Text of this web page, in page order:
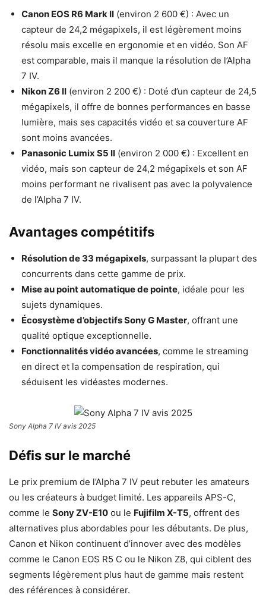
Canon EOS R6 Mark II (environ 2 600 €) : Avec un
capteur de 24,2 mégapixels, il est légèrement moins
résolu mais excelle en ergonomie et en vidéo. Son AF
est comparable, mais il manque la résolution de l’Alpha
7 IV.
Nikon Z6 II (environ 2 200 €) : Doté d’un capteur de 24,5
mégapixels, il offre de bonnes performances en basse
lumière, mais ses capacités vidéo et sa couverture AF
sont moins avancées.
Panasonic Lumix S5 II (environ 2 000 €) : Excellent en
vidéo, mais son capteur de 24,2 mégapixels et son AF
moins performant ne rivalisent pas avec la polyvalence
de l’Alpha 7 IV.
Avantages compétitifs
Résolution de 33 mégapixels, surpassant la plupart des
concurrents dans cette gamme de prix.
Mise au point automatique de pointe, idéale pour les
sujets dynamiques.
Écosystème d’objectifs Sony G Master, offrant une
qualité optique exceptionnelle.
Fonctionnalités vidéo avancées, comme le streaming
en direct et la compensation de respiration, qui
séduisent les vidéastes modernes.
Sony Alpha 7 IV avis 2025
Défis sur le marché
Le prix premium de l’Alpha 7 IV peut rebuter les amateurs
ou les créateurs à budget limité. Les appareils APS-C,
comme le Sony ZV-E10 ou le Fujifilm X-T5, offrent des
alternatives plus abordables pour les débutants. De plus,
Canon et Nikon continuent d’innover avec des modèles
comme le Canon EOS R5 C ou le Nikon Z8, qui ciblent des
segments légèrement plus haut de gamme mais restent
des références à considérer.